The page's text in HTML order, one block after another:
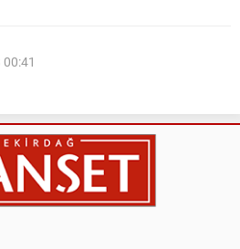
MAÇA !!!!